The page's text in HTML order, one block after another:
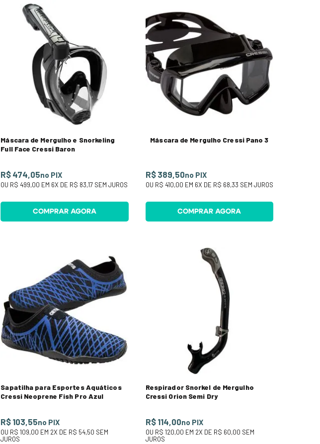
Máscara de Mergulho e Snorkeling
Full Face Cressi Baron
R$ 474,05no PIX
OU R$ 499,00 EM 6X DE R$ 83,17 SEM JUROS
COMPRAR AGORA
Máscara de Mergulho Cressi Pano 3
R$ 389,50no PIX
OU R$ 410,00 EM 6X DE R$ 68,33 SEM JUROS
COMPRAR AGORA
Sapatilha para Esportes Aquáticos
Cressi Neoprene Fish Pro Azul
R$ 103,55no PIX
OU R$ 109,00 EM 2X DE R$ 54,50 SEM
JUROS
Respirador Snorkel de Mergulho
Cressi Orion Semi Dry
R$ 114,00no PIX
OU R$ 120,00 EM 2X DE R$ 60,00 SEM
JUROS